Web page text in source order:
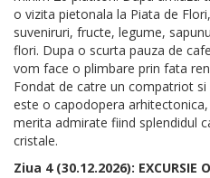
o vizita pietonala la Piata de
suveniruri, fructe, legume,
flori. Dupa o scurta pauza de
vom face o plimbare prin fata
Fondat de catre un compatriot
este o capodopera
merita admirate fiind splendidul
cristale.
Ziua 4 (30.12.2026): EXCURSIE